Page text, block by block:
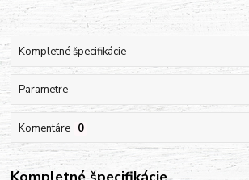
Kompletné špecifikácie
Parametre
Komentáre 0